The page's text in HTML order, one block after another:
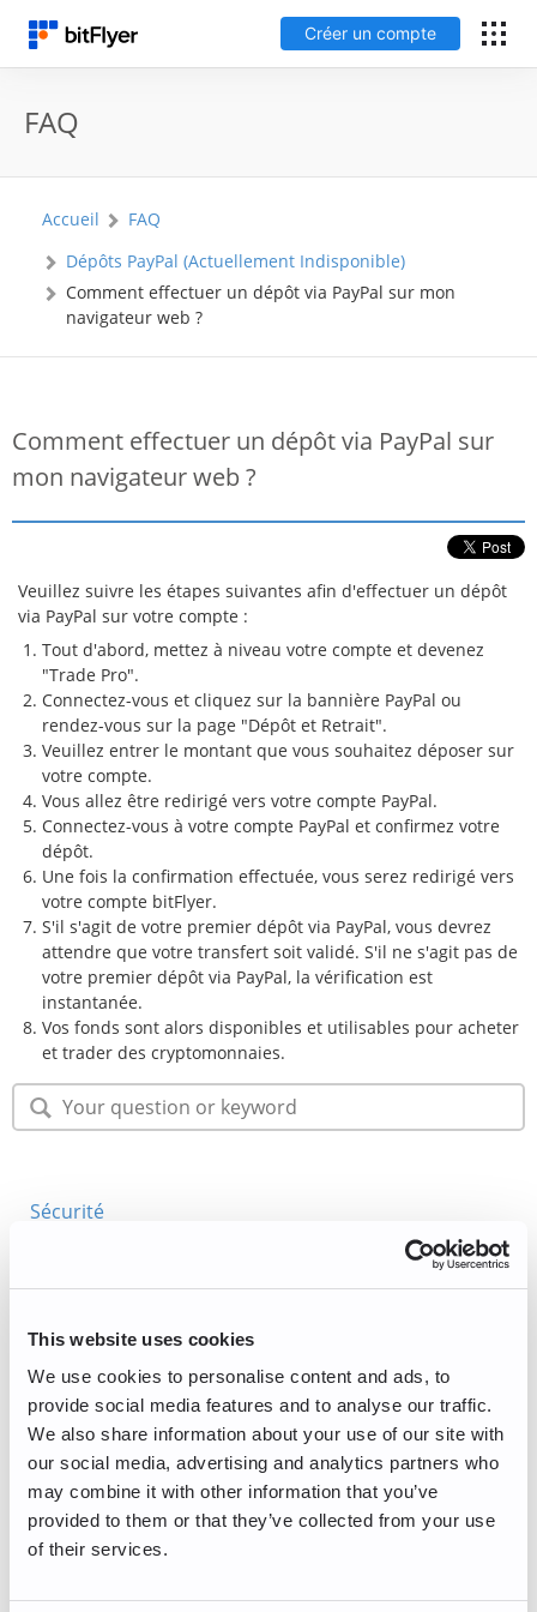
This website uses cookies
We use cookies to personalise content and ads, to
provide social media features and to analyse our traffic.
We also share information about your use of our site with
our social media, advertising and analytics partners who
may combine it with other information that you’ve
provided to them or that they’ve collected from your use
of their services.
Créer un compte
Frais
Support
FAQ
Accueil
FAQ
Dépôts PayPal (Actuellement Indisponible)
Comment effectuer un dépôt via PayPal sur mon
navigateur web ?
Comment effectuer un dépôt via PayPal sur
mon navigateur web ?
Veuillez suivre les étapes suivantes afin d'effectuer un dépôt
via PayPal sur votre compte :
Tout d'abord, mettez à niveau votre compte et devenez
"Trade Pro".
Connectez-vous et cliquez sur la bannière PayPal ou
rendez-vous sur la page "Dépôt et Retrait".
Veuillez entrer le montant que vous souhaitez déposer sur
votre compte.
Vous allez être redirigé vers votre compte PayPal.
Connectez-vous à votre compte PayPal et confirmez votre
dépôt.
Une fois la confirmation effectuée, vous serez redirigé vers
votre compte bitFlyer.
S'il s'agit de votre premier dépôt via PayPal, vous devrez
attendre que votre transfert soit validé. S'il ne s'agit pas de
votre premier dépôt via PayPal, la vérification est
instantanée.
Vos fonds sont alors disponibles et utilisables pour acheter
et trader des cryptomonnaies.
Sécurité
Gestion de compte
Compte professionnel
Acheter/Vendre
Trading/Lightning